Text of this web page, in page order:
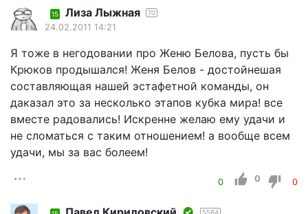
15 Лиза Лыжная 70
24.02.2011 14:21
Я тоже в негодовании про Женю Белова, пусть бы
Крюков продышался! Женя Белов - достойнешая
составляющая нашей эстафетной команды, он
даказал это за несколько этапов кубка мира! все
вместе радовались! Искренне желаю ему удачи и
не сломаться с таким отношением! а вообще всем
удачи, мы за вас болеем!
0 0 0
5584